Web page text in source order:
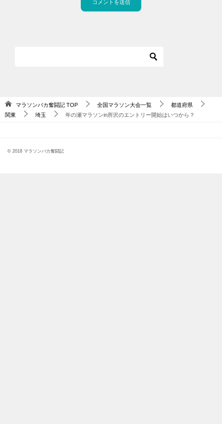
マラソンバカ奮闘記 TOP 全国マラソン大会一覧
都道府県
関東
埼玉 年の瀬マラソンin所沢のエントリー開始はいつから？
© 2018 マラソンバカ奮闘記